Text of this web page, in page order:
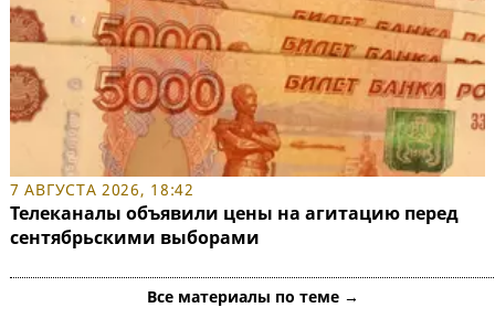
7 АВГУСТА 2026, 18:42
Телеканалы объявили цены на агитацию перед
сентябрьскими выборами
Все материалы по теме →